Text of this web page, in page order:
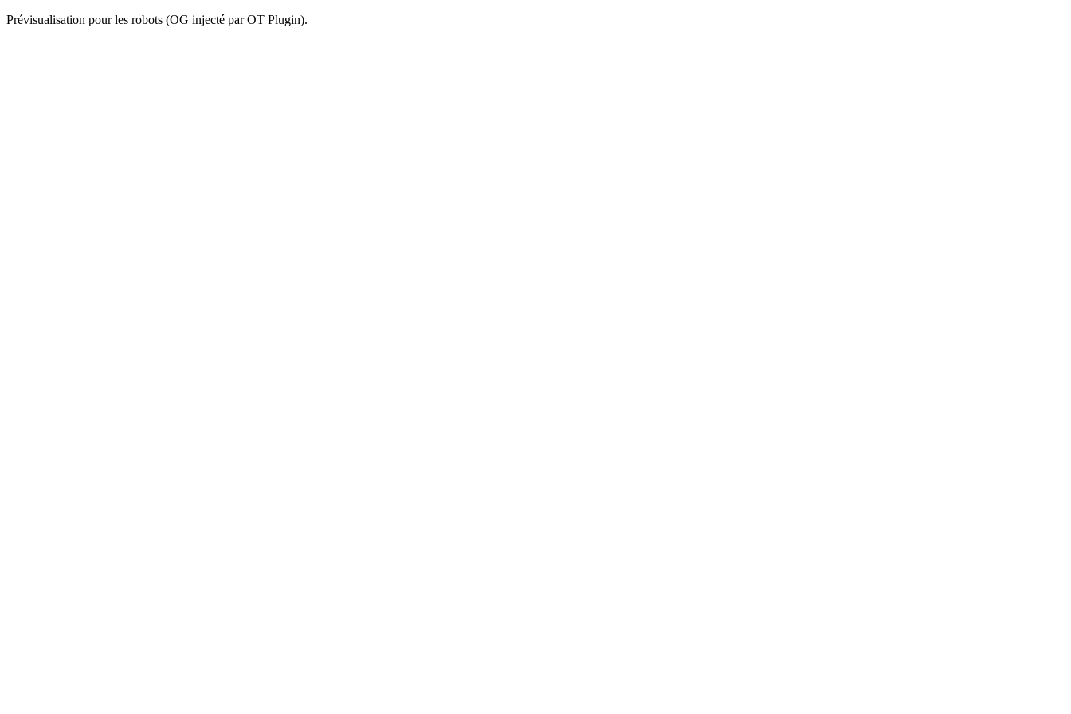
Prévisualisation pour les robots (OG injecté par OT Plugin).